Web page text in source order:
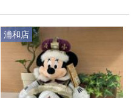
浦和店